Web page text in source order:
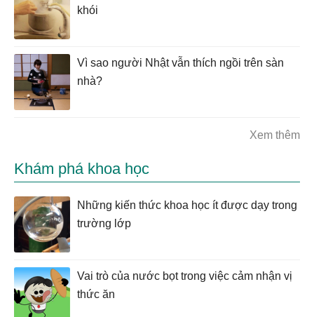
khói
Vì sao người Nhật vẫn thích ngồi trên sàn
nhà?
Xem thêm
Khám phá khoa học
Những kiến thức khoa học ít được dạy trong
trường lớp
Vai trò của nước bọt trong việc cảm nhận vị
thức ăn